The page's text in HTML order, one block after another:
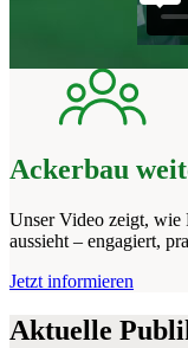
Ackerbau
Unser Video zeigt, wie
aussieht – engagiert,
Jetzt informieren
Aktuelle